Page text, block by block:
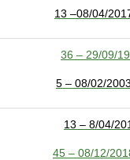
13 –08/04/
36 – 29/09/
5 – 08/02/
13 – 8/04/
45 – 08/12/